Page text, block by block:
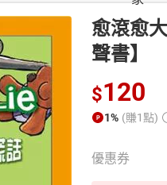
愈滾愈
聲書】
$120
1% (賺1點)
優惠券